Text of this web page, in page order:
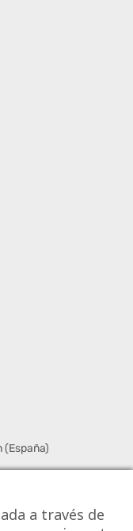
(España)
a través de